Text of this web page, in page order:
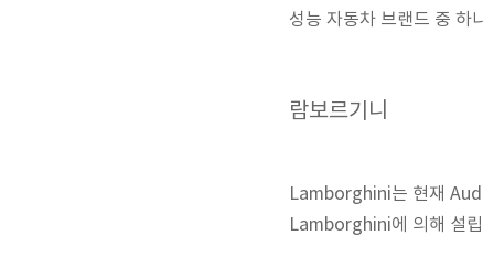
성능 자동차 브랜드 중 하
람보르기니
Lamborghini는 현재
Lamborghini에 의해 설